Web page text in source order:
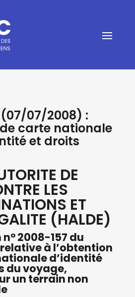
(07/07/2008) :
carte nationale
et droits
DE
LES
ET
(HALDE)
2008-157 du
à l’obtention
d’identité
du voyage,
un terrain non